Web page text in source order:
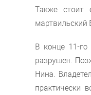
Также стоит
мартвильский
В конце 11-го
разрушен.
Нина.
практически